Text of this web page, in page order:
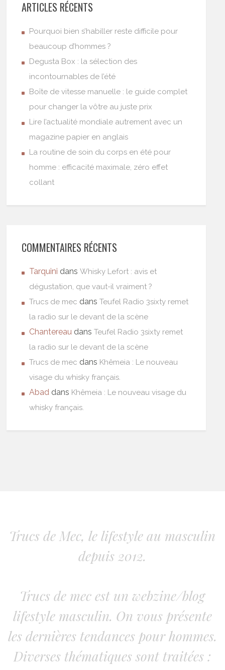
ARTICLES RÉCENTS
Pourquoi bien s’habiller reste difficile pour
beaucoup d’hommes ?
Degusta Box : la sélection des
incontournables de l’été
Boîte de vitesse manuelle : le guide complet
pour changer la vôtre au juste prix
Lire l’actualité mondiale autrement avec un
magazine papier en anglais
La routine de soin du corps en été pour
homme : efficacité maximale, zéro effet
collant
COMMENTAIRES RÉCENTS
Tarquini dansWhisky Lefort : avis et
dégustation, que vaut-il vraiment ?
Trucs de mec dansTeufel Radio 3sixty remet
la radio sur le devant de la scène
Chantereau dansTeufel Radio 3sixty remet
la radio sur le devant de la scène
Trucs de mec dans Khêmeia : Le nouveau
visage du whisky français.
Abad dans Khêmeia : Le nouveau visage du
whisky français.
Trucs de Mec, le lifestyle au masculin
depuis 2012.
Trucs de mec est un webzine/blog
lifestyle masculin. On vous présente
les dernières tendances pour hommes.
Diverses thématiques sont traitées :